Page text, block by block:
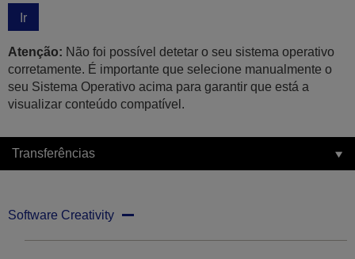
Ir
Atenção: Não foi possível detetar o seu sistema operativo
corretamente. É importante que selecione manualmente o
seu Sistema Operativo acima para garantir que está a
visualizar conteúdo compatível.
Transferências
Software Creativity